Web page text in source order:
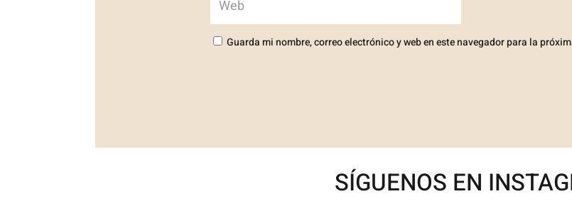
Guarda mi nombre, correo electrónico y web en este navegador para la
SÍGUENOS EN